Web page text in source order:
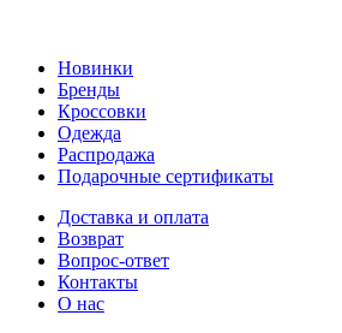
Новинки
Бренды
Кроссовки
Одежда
Распродажа
Подарочные сертификаты
Доставка и оплата
Возврат
Вопрос-ответ
Контакты
О нас